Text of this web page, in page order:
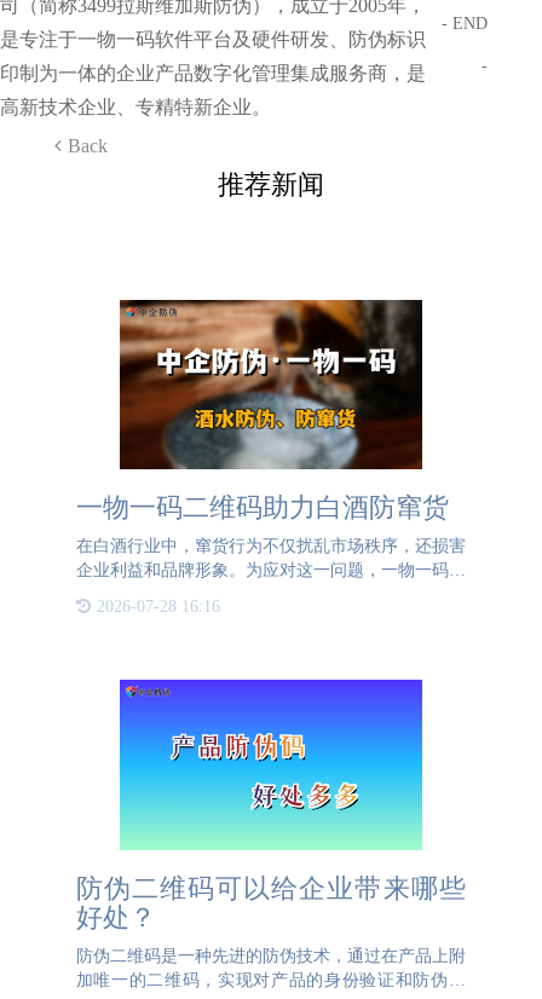
司（简称3499拉斯维加斯防伪），成立于2005年，
是专注于一物一码软件平台及硬件研发、防伪标识
印制为一体的企业产品数字化管理集成服务商，是
高新技术企业、专精特新企业。
Back
- END
-
推荐新闻
一物一码二维码助力白酒防窜货
在白酒行业中，窜货行为不仅扰乱市场秩序，还损害
企业利益和品牌形象。为应对这一问题，一物一码二
品都拥有一个独一无二的二维码“身份证”。在生产环
2026-07-28 16:16
防伪二维码可以给企业带来哪些
好处？
防伪二维码是一种先进的防伪技术，通过在产品上附
加唯一的二维码，实现对产品的身份验证和防伪保